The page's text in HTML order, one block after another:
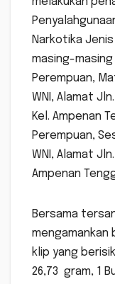
Narkotika Jenis
masing-
Perempuan,
WNI, Alamat
Kel. Ampenan
Perempuan,
WNI, Alamat
Ampenan
Bersama
mengamankan
klip yang
26,73 gram, 1